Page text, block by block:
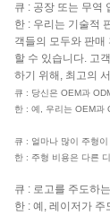
큐 : 공장 또는 무역
한 : 우리는 기술적
객들의 모두와 판매
할 수 있습니다. 고
하기 위해, 최고의
큐 : 당신은 OEM과
한 : 예, 우리는 OEM과
큐 : 얼마나 많이 주형
한 : 주형 비용은 다른
큐 : 로고를 주도하
한 : 예, 레이저가